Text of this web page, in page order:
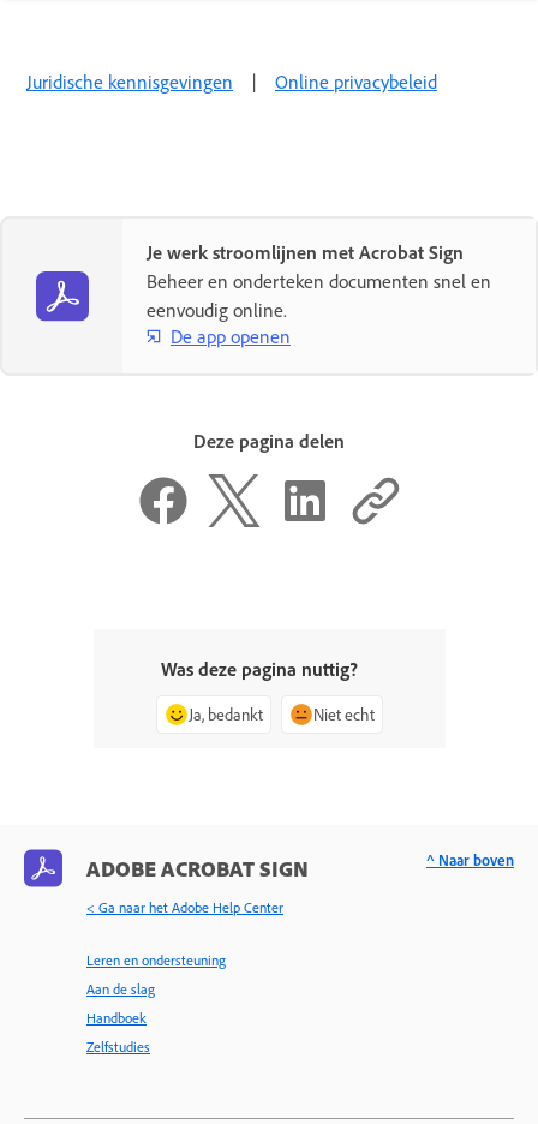
Juridische kennisgevingen | Online privacybeleid
Je werk stroomlijnen met Acrobat Sign
Beheer en onderteken documenten snel en
eenvoudig online.
De app openen
Deze pagina delen
Was deze pagina nuttig?
Ja, bedankt Niet echt
ADOBE ACROBAT SIGN
< Ga naar het Adobe Help Center
Leren en ondersteuning
Aan de slag
Handboek
Zelfstudies
^ Naar boven